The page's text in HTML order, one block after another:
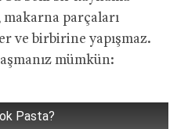
parçaları
ve birbirine yapışmaz.
mümkün:
Pasta?